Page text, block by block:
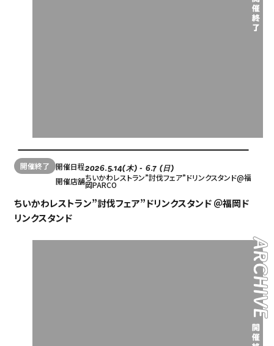
開催終了 開催日程2026.5.14(木) - 6.7 (日)
開催店舗ちいかわレストラン”討伐フェア”ドリンクスタンド@福
岡PARCO
ちいかわレストラン”討伐フェア”ドリンクスタンド ＠福岡ド
リンクスタンド